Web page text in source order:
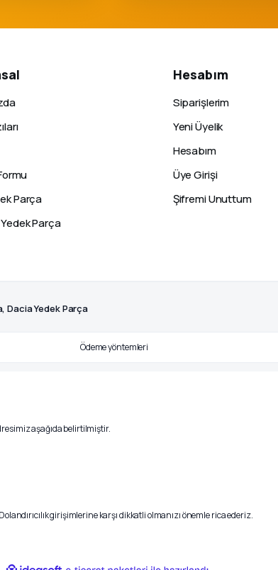
Parça
Parça
Hesabım
Siparişlerim
Yeni Üyelik
Hesabım
Üye Girişi
Şifremi Unuttum
Dacia Yedek Parça
aşağıda belirtilmiştir.
Dolandırıcılık girişimlerine karşı dikkatli olmanızı önemle rica ederiz.